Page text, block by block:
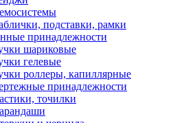
подставки, рамки
принадлежности
шариковые
гелевые
роллеры, капиллярные
принадлежности
точилки